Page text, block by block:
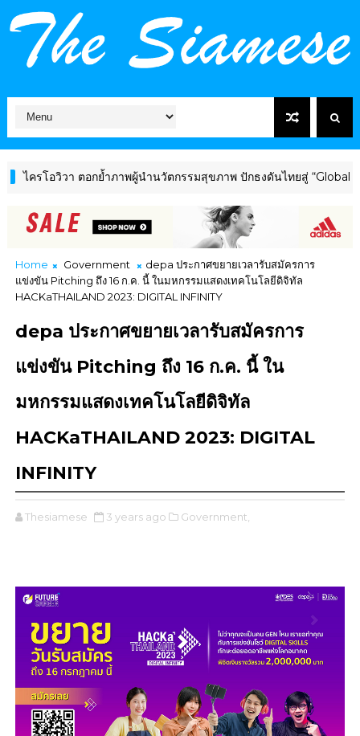
อวิวา ตอกย้ำภาพผู้นำนวัตกรรมสุขภาพ ปักธงดันไทยสู่ “Global
Home Government
depa ประกาศขยายเวลารับสมัครการ
แข่งขัน Pitching ถึง 16 ก.ค. นี้ ในมหกรรมแสดงเทคโนโลยีดิจิทัล
HACKaTHAILAND 2023: DIGITAL INFINITY
depa ประกาศขยายเวลารับสมัครการ
แข่งขัน Pitching ถึง 16 ก.ค. นี้ ใน
มหกรรมแสดงเทคโนโลยีดิจิทัล
HACKaTHAILAND 2023: DIGITAL
INFINITY
Thesiamese 3 years ago Government,